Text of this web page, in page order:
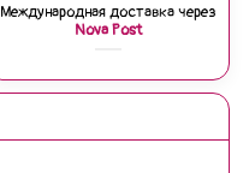
Международная доставка через
Nova Post